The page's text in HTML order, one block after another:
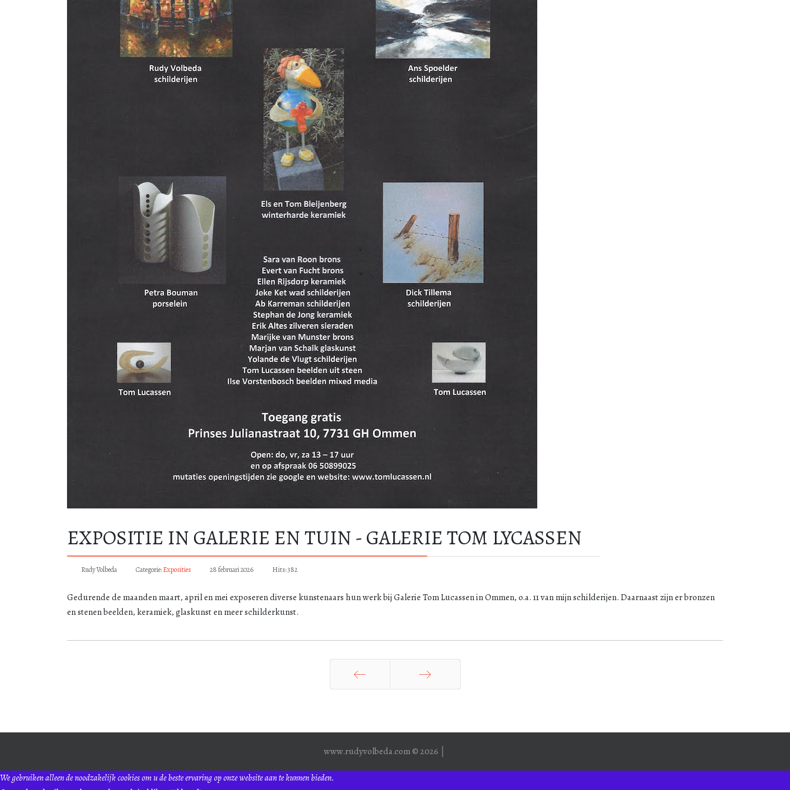
EXPOSITIE IN GALERIE EN TUIN - GALERIE TOM LYCASSEN
Rudy Volbeda Categorie:Exposities 28 februari 2026 Hits: 382
Gedurende de maanden maart, april en mei exposeren diverse kunstenaars hun werk bij Galerie Tom Lucassen in Ommen, o.a. 11 van mijn schilderijen. Daarnaast zijn er bronzen
en stenen beelden, keramiek, glaskunst en meer schilderkunst.
www.rudyvolbeda.com © 2026 │
We gebruiken alleen de noodzakelijk cookies om u de beste ervaring op onze website aan te kunnen bieden.